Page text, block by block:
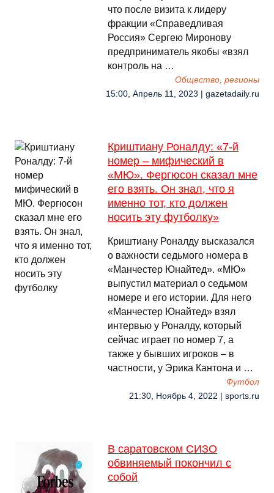
что после визита к лидеру
фракции «Справедливая
Россия» Сергею Миронову
предприниматель якобы «взял
контроль на …
Общество, регионы
15:00, Апрель 11, 2023 | gazetadaily.ru
Криштиану Роналду: «7-й
номер – мифический в
«МЮ». Фергюсон сказал мне
его взять. Он знал, что я
именно тот, кто должен
носить эту футболку»
Криштиану Роналду высказался
о важности седьмого номера в
«Манчестер Юнайтед». «МЮ»
выпустил материал о седьмом
номере и его истории. Для него
«Манчестер Юнайтед» взял
интервью у Роналду, который
сейчас играет по номер 7, а
также у бывших игроков – в
частности, у Эрика Кантона и …
Футбол
21:30, Ноябрь 4, 2022 | sports.ru
В саратовском СИЗО
обвиняемый покончил с
собой